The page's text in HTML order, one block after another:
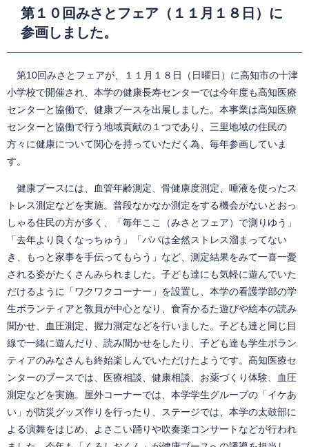
第１０回みさとフェア（１１月１８日）に
参画しました。
第10回みさとフェアが、１１月１８日（日曜日）に高知市の十津
小学校で開催され、本学の健康長寿センターでは今年度も高知医療
センターと協働で、健康ブースを出展しました。本事業は高知医療
センターと協働で行う地域貢献の１つであり、三里地域の住民の
方々に健康について関心を持っていただく為、毎年参画していま
す。
健康ブースには、血管年齢測定、骨健康度測定、唾液を使ったス
トレス測定などを実施。普段なかなか測定をする機会がないとおっ
しゃる住民の方が多く、「毎年ここ（みさとフェア）で測りゆう」
「去年より良くなっちゅう」「パパは全然ストレス溜まってない
き、もっと家事を手伝ってもらう」など、測定結果をみて一喜一憂
される姿がたくさんみられました。子ども達にも気軽に遊んでいた
だけるように「ワクワクコーナー」を設置し、本学の看護学部の学
生ボランティアと教員が中心となり、食育かるた遊びや絵本の読み
聞かせ、血圧測定、握力測定などを行いました。子ども達と同じ目
線で一緒に遊んだり、読み聞かせをしたり、子ども達も学生ボラン
ティアのみなさんも終始楽しんでいただけたようです。高知医療セ
ンターのブースでは、医療相談、健康相談、お薬づくり体験、血圧
測定などを実施。屋外コーナーでは、本学学生グループの「イケあ
い」が防災グッズ作りを行ったり、ステージでは、本学の太鼓部に
よる演舞をはじめ、よさこい踊りや吹奏楽コンサートなどが行われ